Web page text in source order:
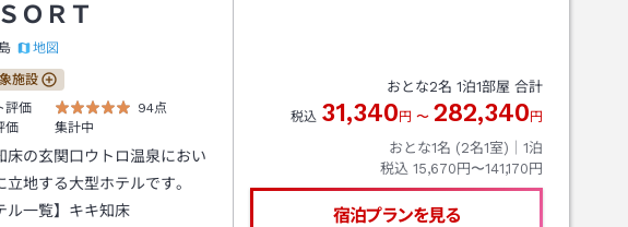
ＯＲＴ
地図
施設
評価
94点
価
集計中
床の玄関口ウトロ温泉におい
立地する大型ホテルです。
ル一覧】キキ知床
おとな2名 1泊1部屋 合計
税込 31,340 円 〜 282,340 円
おとな1名 (2名1室)｜ 1泊
税込 15,670円〜141,170円
宿泊プランを見る